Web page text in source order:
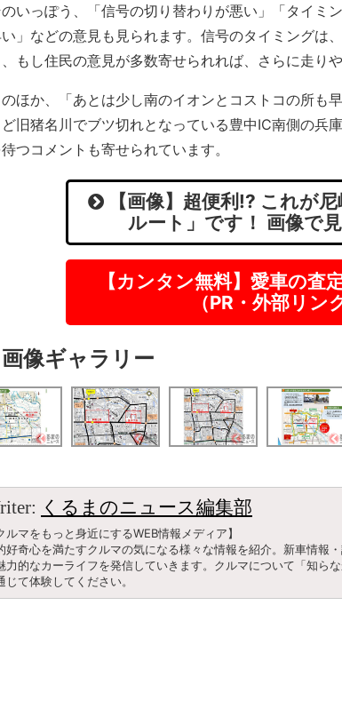
いっぽう、「信号の切り替わりが悪い」「タイミ
」などの意見も見られます。信号のタイミングは
もし住民の意見が多数寄せられれば、さらに走り
ほか、「あとは少し南のイオンとコストコの所も
ど旧猪名川でブツ切れとなっている豊中IC南側の兵
つコメントも寄せられています。
【画像】超便利!? これが尼
ルート」です！ 画像で見
【カンタン無料】愛車の査
（PR・外部リン
画像ギャラリー
くるまのニュース編集部
ルマをもっと身近にするWEB情報メディア】
好奇心を満たすクルマの気になる様々な情報を紹介。新車情報
力的なカーライフを発信していきます。クルマについて「知ら
じて体験してください。